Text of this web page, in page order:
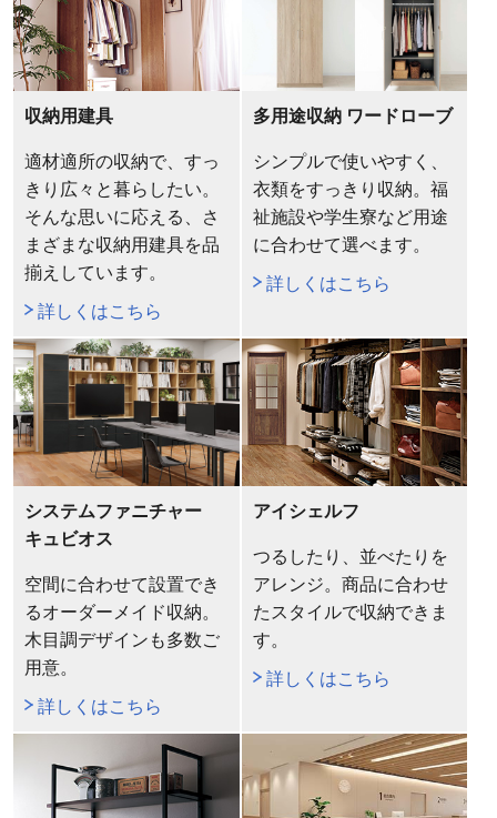
収納用建具
適材適所の収納で、すっ
きり広々と暮らしたい。
そんな思いに応える、さ
まざまな収納用建具を品
揃えしています。
詳しくはこちら
多用途収納 ワードローブ
シンプルで使いやすく、
衣類をすっきり収納。福
祉施設や学生寮など用途
に合わせて選べます。
詳しくはこちら
システムファニチャー
キュビオス
空間に合わせて設置でき
るオーダーメイド収納。
木目調デザインも多数ご
用意。
詳しくはこちら
アイシェルフ
つるしたり、並べたりを
アレンジ。商品に合わせ
たスタイルで収納できま
す。
詳しくはこちら